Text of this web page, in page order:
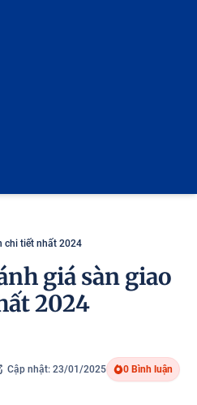
chi tiết nhất 2024
giá sàn giao
2024
Cập nhật: 23/01/2025 0 Bình luận